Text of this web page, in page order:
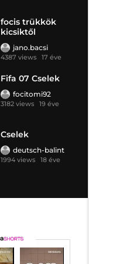
focis trükkök
kicsiktől
jano.bacsi
4387 views 17 éve
Fifa 07 Cselek
focitomi92
3182 views 19 éve
Cselek
deutsch-balint
1994 views 18 éve